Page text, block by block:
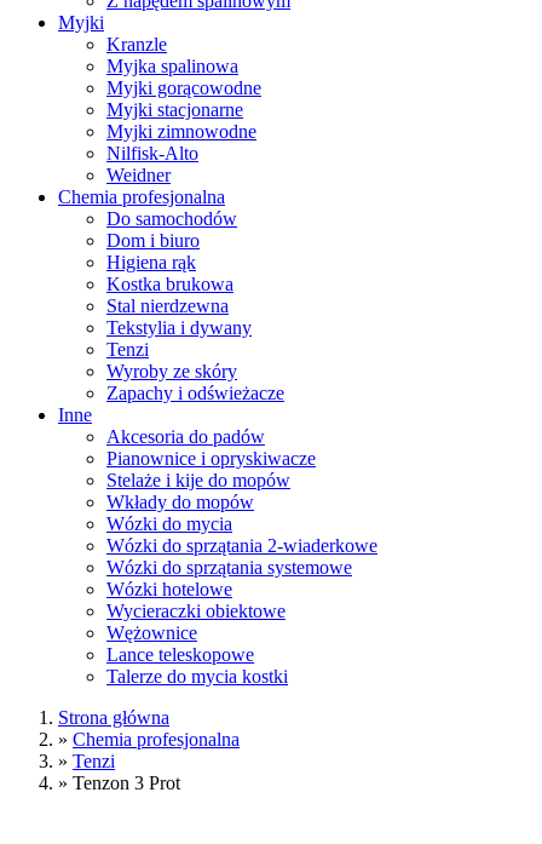
Myjki
Kranzle
Myjka spalinowa
Myjki gorącowodne
Myjki stacjonarne
Myjki zimnowodne
Nilfisk-Alto
Weidner
Chemia profesjonalna
Do samochodów
Dom i biuro
Higiena rąk
Kostka brukowa
Stal nierdzewna
Tekstylia i dywany
Tenzi
Wyroby ze skóry
Zapachy i odświeżacze
Inne
Akcesoria do padów
Pianownice i opryskiwacze
Stelaże i kije do mopów
Wkłady do mopów
Wózki do mycia
Wózki do sprzątania 2-wiaderkowe
Wózki do sprzątania systemowe
Wózki hotelowe
Wycieraczki obiektowe
Wężownice
Lance teleskopowe
Talerze do mycia kostki
Strona główna
» Chemia profesjonalna
» Tenzi
» Tenzon 3 Prot